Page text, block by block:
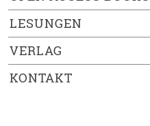
LESUNGEN
VERLAG
KONTAKT